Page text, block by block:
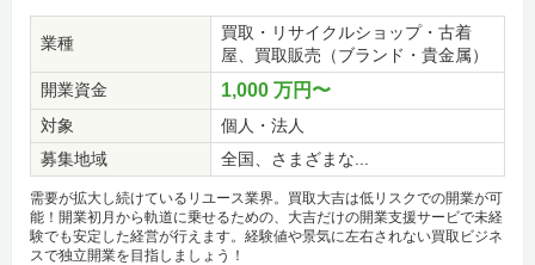
業種
買取・リサイクルショップ・古着
屋、買取販売（ブランド・貴金属）
開業資金
1,000 万円〜
対象
個人・法人
募集地域
全国、さまざまな...
需要が拡大し続けているリユース業界。買取大吉は低リスクでの開業が可
能！開業初月から軌道に乗せるための、大吉だけの開業支援サービで未経
験でも安定した経営が行えます。経験値や景気に左右されない買取ビジネ
スで独立開業を目指しましょう！